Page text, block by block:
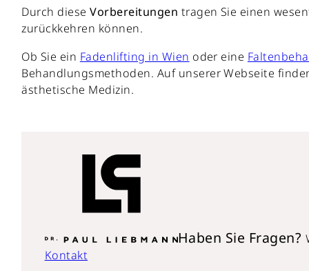
Haben Sie Fragen?
Kontakt
Durch dieseVorbereitungen tragen Sie einen
zurückkehren können.
Ob Sie ein Fadenlifting in Wien oder eine
Behandlungsmethoden. Auf unserer Webseite
ästhetische Medizin.